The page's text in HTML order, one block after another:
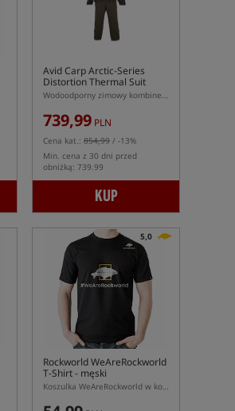
Avid Carp Arctic-Series
Distortion Thermal Suit
Wodoodporny zimowy kombinezon
739,99 PLN
Cena kat.: 854,99 / -13%
Min. cena z 30 dni przed
obniżką: 739.99
KUP
5,0
Rockworld WeAreRockworld
T-Shirt- męski
Koszulka WeAreRockworld w kolorze czarnym